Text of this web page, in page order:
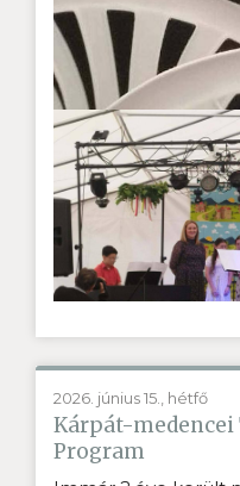
2026. június 15., hétfő
Kárpát-
Program